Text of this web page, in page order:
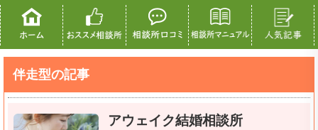
伴走型の記事
アウェイク結婚相談所